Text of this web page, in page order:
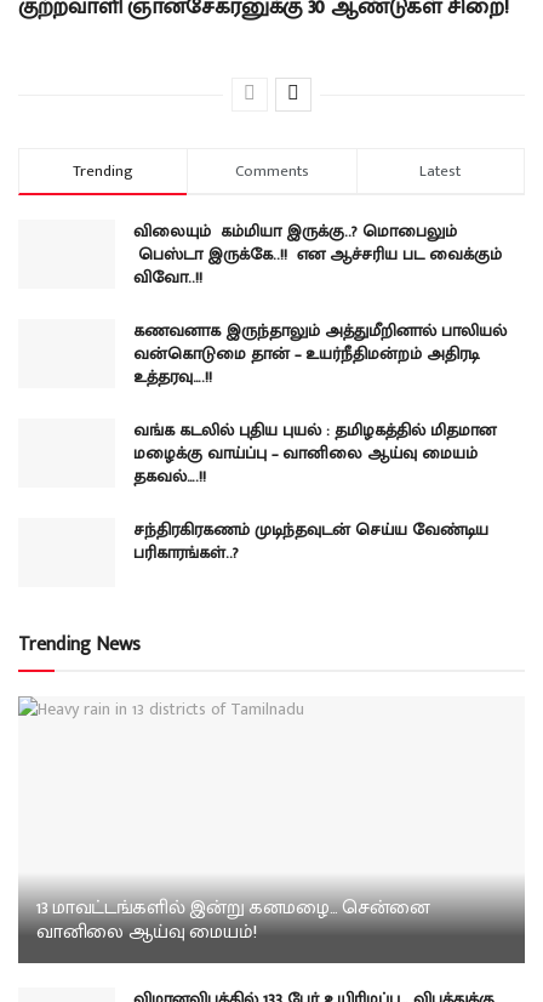
Trending Comments Latest
விலையும் கம்மியா இருக்கு..? மொபைலும்
பெஸ்டா இருக்கே..!! என ஆச்சரிய பட வைக்கும்
விவோ..!!
கணவனாக இருந்தாலும் அத்துமீறினால் பாலியல்
வன்கொடுமை தான் – உயர்நீதிமன்றம் அதிரடி
உத்தரவு….!!
வங்க கடலில் புதிய புயல் : தமிழகத்தில் மிதமான
மழைக்கு வாய்ப்பு – வானிலை ஆய்வு மையம்
தகவல்….!!
சந்திரகிரகணம் முடிந்தவுடன் செய்ய வேண்டிய
பரிகாரங்கள்..?
Trending News
13 மாவட்டங்களில் இன்று கனமழை… சென்னை
வானிலை ஆய்வு மையம்!